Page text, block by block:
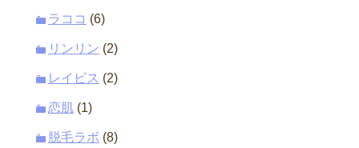
ラココ (6)
リンリン (2)
レイビス (2)
恋肌 (1)
脱毛ラボ (8)